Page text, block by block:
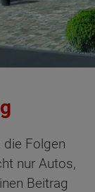
Folgen
nur Autos,
Beitrag